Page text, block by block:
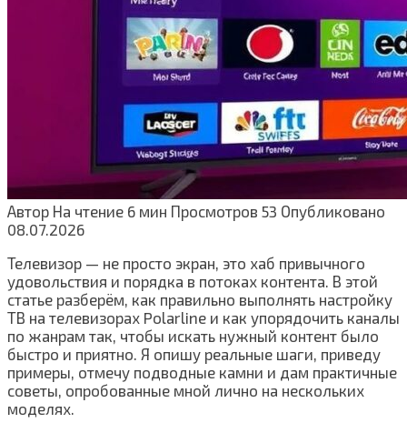
Автор На чтение 6 мин Просмотров 53 Опубликовано
08.07.2026
Телевизор — не просто экран, это хаб привычного
удовольствия и порядка в потоках контента. В этой
статье разберём, как правильно выполнять настройку
ТВ на телевизорах Polarline и как упорядочить каналы
по жанрам так, чтобы искать нужный контент было
быстро и приятно. Я опишу реальные шаги, приведу
примеры, отмечу подводные камни и дам практичные
советы, опробованные мной лично на нескольких
моделях.